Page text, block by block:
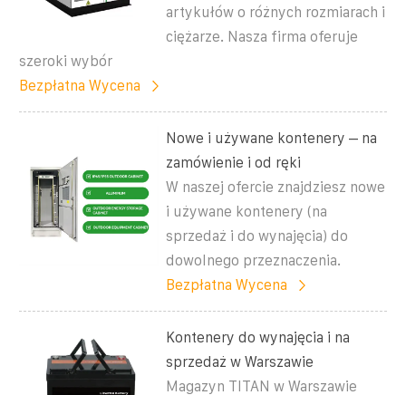
artykułów o różnych rozmiarach i
ciężarze. Nasza firma oferuje
szeroki wybór
Bezpłatna Wycena
Nowe i używane kontenery – na
zamówienie i od ręki
W naszej ofercie znajdziesz nowe
i używane kontenery (na
sprzedaż i do wynajęcia) do
dowolnego przeznaczenia.
Bezpłatna Wycena
Kontenery do wynajęcia i na
sprzedaż w Warszawie
Magazyn TITAN w Warszawie